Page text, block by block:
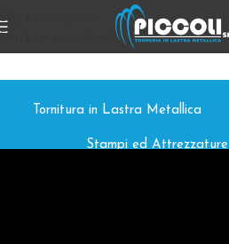
Skip to navigation
Tornitura in Lastra Metallica
Stampi ed Attrezzature